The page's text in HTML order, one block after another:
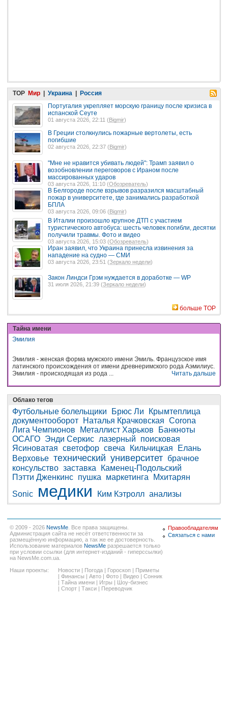
TOP Мир | Украина | Россия
Португалия укрепляет морскую границу после кризиса в
испанской Сеуте
01 августа 2026, 22:11 (Bigmir)
В Греции столкнулись пожарные вертолеты, есть
погибшие
02 августа 2026, 22:37 (Bigmir)
"Мне не нравится убивать людей": Трамп заявил о
возобновлении переговоров с Ираном после
массированных ударов
03 августа 2026, 11:10 (Обозреватель)
В Белгороде после взрывов разразился масштабный
пожар в университете, где занимались разработкой
БПЛА
03 августа 2026, 09:06 (Bigmir)
В Италии произошло крупное ДТП с участием
туристического автобуса: шесть человек погибли, десятки
получили травмы. Фото и видео
03 августа 2026, 15:03 (Обозреватель)
Иран заявил, что Украина принесла извинения за
нападение на судно — СМИ
03 августа 2026, 23:51 (Зеркало недели)
Закон Линдси Грэм нуждается в доработке — WP
31 июля 2026, 21:39 (Зеркало недели)
больше TOP
Тайна имени
Эмилия
Эмилия - женская форма мужского имени Эмиль. Французское имя
латинского происхождения от имени древнеримского рода Аэмилиус.
Эмилия - происходящая из рода ...
Читать дальше
Облако тегов
Футбольные болельщики Брюс Ли
Крымтеплица
документооборот
Наталья Крачковская Corona
Лига Чемпионов
Металлист Харьков
Банкноты
ОСАГО Энди Серкис лазерный
поисковая
Ясиноватая светофор свеча Кильчицкая
Елань
Верховье технический университет брачное
консульство заставка
Каменец-Подольский
Пэтти Дженкинс пушка маркетинга
Мхитарян
Sonic
медики Ким Кэтролл анализы
© 2009 - 2026 NewsMe . Все права защищены.
Администрация сайта не несёт ответственности за
размещённую информацию, а так же ее достоверность.
Использование материалов NewsMe разрешается только
при условии ссылки (для интернет-изданий - гиперссылки)
на NewsMe.com.ua.
Наши проекты:
Новости Погода Гороскоп
Приметы
Финансы Авто Фото Видео
Сонник
Тайна имени Игры
Шоу-бизнес
Спорт Такси Переводчик
Правообладателям
Связаться с нами